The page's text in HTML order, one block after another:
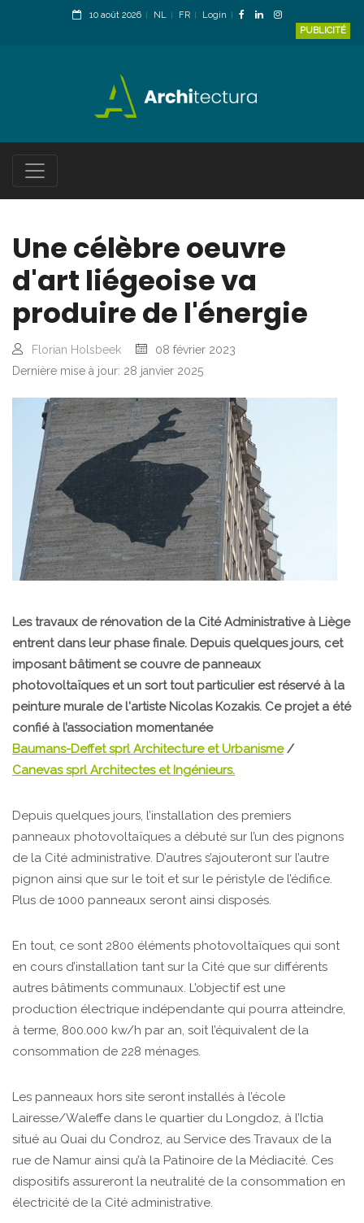
10 août 2026 NL FR
Login
PUBLICITÉ
Une célèbre oeuvre
d'art liégeoise va
produire de l'énergie
Florian Holsbeek
08 février 2023
Dernière mise à jour: 28 janvier 2025
Les travaux de rénovation de la Cité Administrative à Liège
entrent dans leur phase finale. Depuis quelques jours, cet
imposant bâtiment se couvre de panneaux
photovoltaïques et un sort tout particulier est réservé à la
peinture murale de l'artiste Nicolas Kozakis. Ce projet a été
confié à l’association momentanée
Baumans-Deffet sprl Architecture et Urbanisme/
Canevas sprl Architectes et Ingénieurs.
Depuis quelques jours, l’installation des premiers
panneaux photovoltaïques a débuté sur l’un des pignons
de la Cité administrative. D’autres s’ajouteront sur l’autre
pignon ainsi que sur le toit et sur le péristyle de l’édifice.
Plus de 1000 panneaux seront ainsi disposés.
En tout, ce sont 2800 éléments photovoltaïques qui sont
en cours d’installation tant sur la Cité que sur différents
autres bâtiments communaux. L’objectif est une
production électrique indépendante qui pourra atteindre,
à terme, 800.000 kw/h par an, soit l’équivalent de la
consommation de 228 ménages.
Les panneaux hors site seront installés à l’école
Lairesse/Waleffe dans le quartier du Longdoz, à l’Ictia
situé au Quai du Condroz, au Service des Travaux de la
rue de Namur ainsi qu’à la Patinoire de la Médiacité. Ces
dispositifs assureront la neutralité de la consommation en
électricité de la Cité administrative.